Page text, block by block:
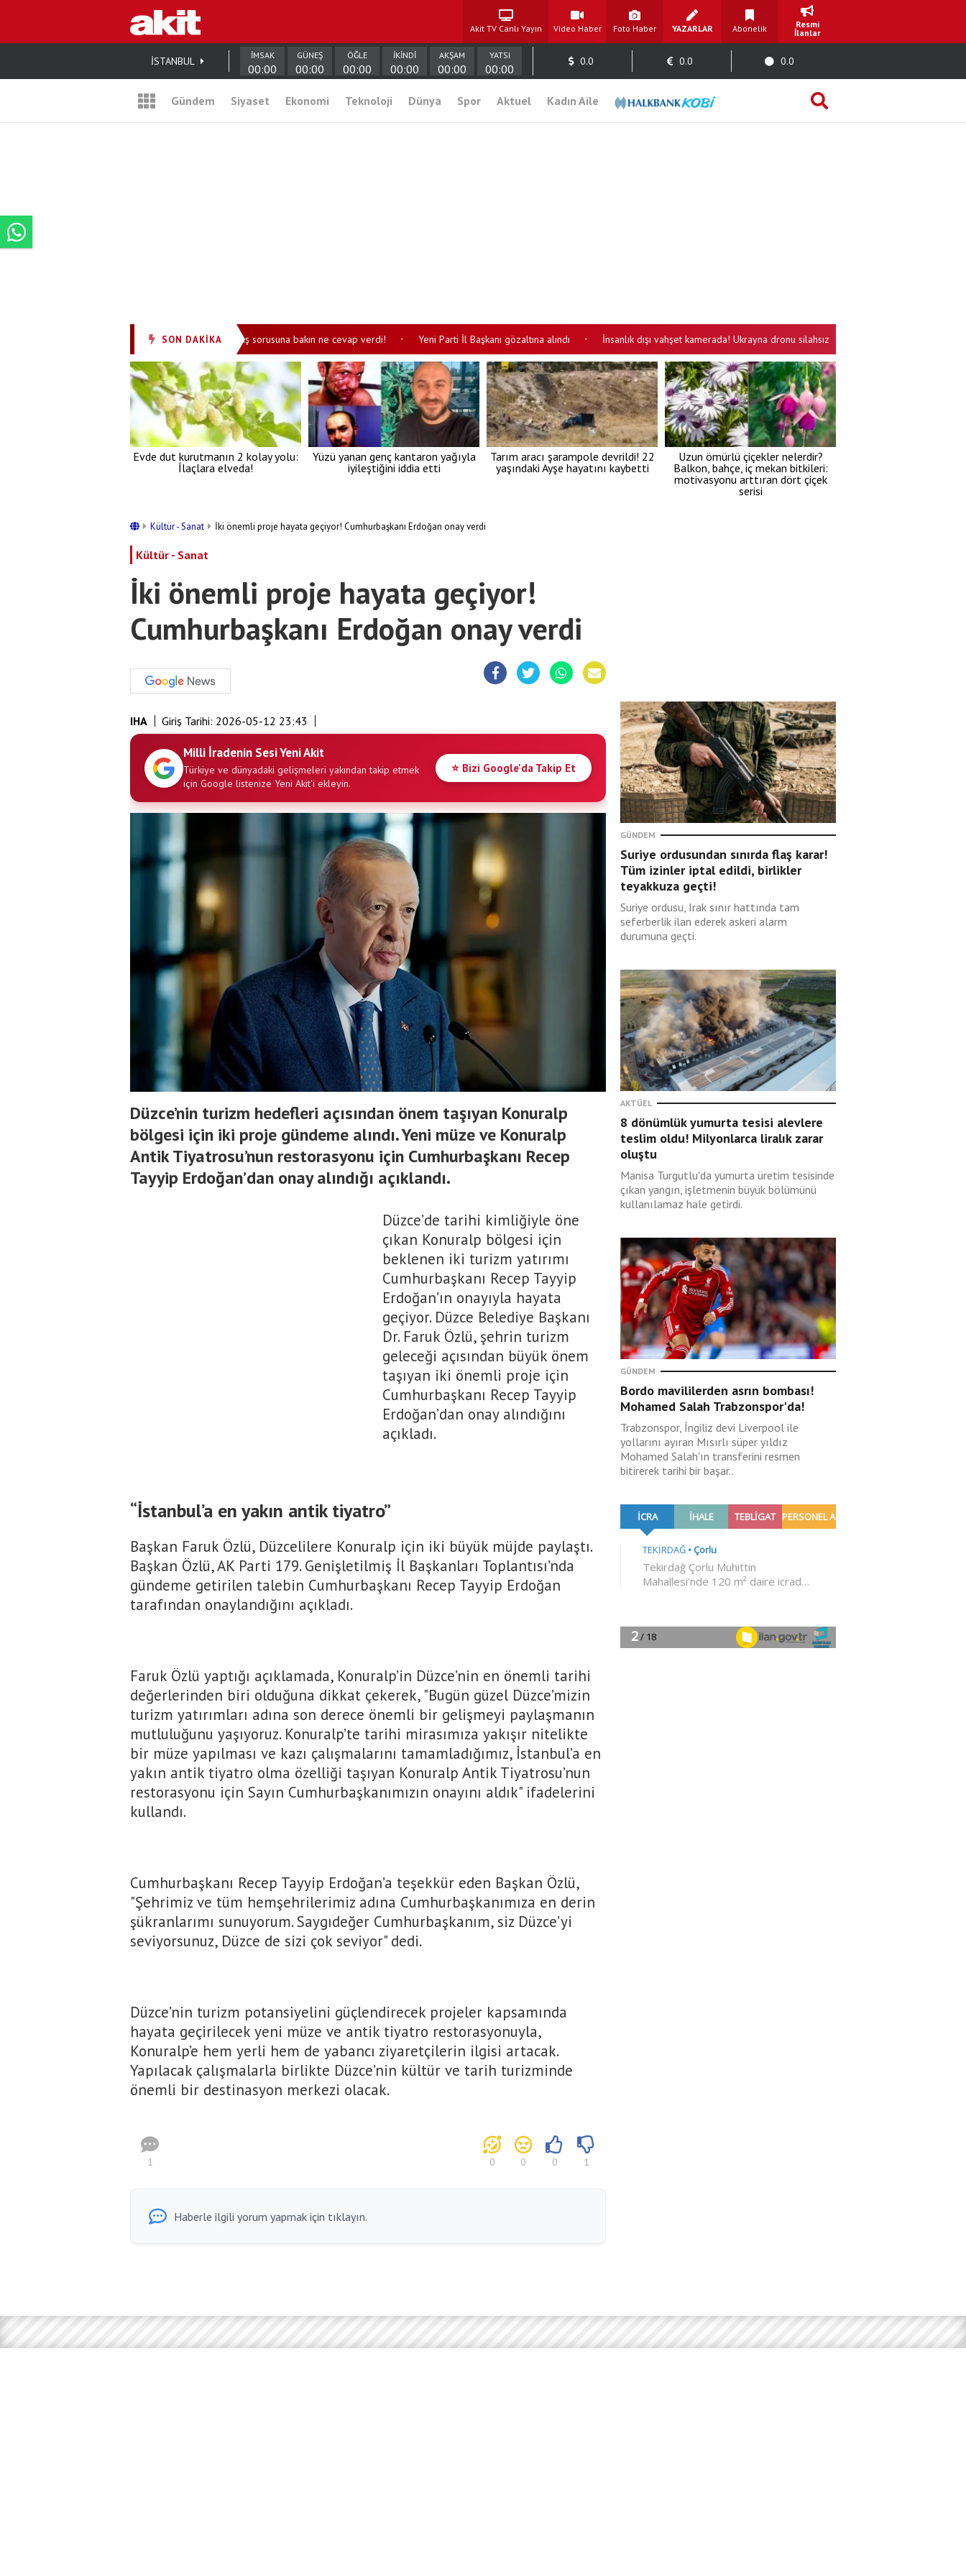
Akit TV Canlı Yayın Video Haber Foto Haber YAZARLAR Abonelik
Resmi
İlanlar
İSTANBUL İMSAK
00:00
GÜNEŞ
00:00
ÖĞLE
00:00
İKİNDİ
00:00
AKŞAM
00:00
YATSI
00:00
0.0 0.0 0.0
Gündem Siyaset Ekonomi Teknoloji Dünya Spor Aktuel Kadın Aile
SON DAKİKA
MHP’li Yıldız’dan ezber bozan çıkış! Demirtaş sorusuna bakın ne cevap verdi! • Yeni Parti İl Başkanı gözaltına alındı • İnsanlık dışı vahşet kamerada! Ukrayna dronu silahsız sivilin üzerinde patladı!
Evde dut kurutmanın 2 kolay yolu:
İlaçlara elveda!
Yüzü yanan genç kantaron yağıyla
iyileştiğini iddia etti
Tarım aracı şarampole devrildi! 22
yaşındaki Ayşe hayatını kaybetti
Uzun ömürlü çiçekler nelerdir?
Balkon, bahçe, iç mekan bitkileri:
motivasyonu arttıran dört çiçek
serisi
Kültür - Sanat İki önemli proje hayata geçiyor! Cumhurbaşkanı Erdoğan onay verdi
Kültür - Sanat
İki önemli proje hayata geçiyor!
Cumhurbaşkanı Erdoğan onay verdi
IHA Giriş Tarihi: 2026-05-12 23:43
Milli İradenin Sesi Yeni Akit
Türkiye ve dünyadaki gelişmeleri yakından takip etmek
için Google listenize Yeni Akit'i ekleyin.
⭐ Bizi Google'da Takip Et
Düzce’nin turizm hedefleri açısından önem taşıyan Konuralp
bölgesi için iki proje gündeme alındı. Yeni müze ve Konuralp
Antik Tiyatrosu’nun restorasyonu için Cumhurbaşkanı Recep
Tayyip Erdoğan’dan onay alındığı açıklandı.
Düzce’de tarihi kimliğiyle öne
çıkan Konuralp bölgesi için
beklenen iki turizm yatırımı
Cumhurbaşkanı Recep Tayyip
Erdoğan’ın onayıyla hayata
geçiyor. Düzce Belediye Başkanı
Dr. Faruk Özlü, şehrin turizm
geleceği açısından büyük önem
taşıyan iki önemli proje için
Cumhurbaşkanı Recep Tayyip
Erdoğan’dan onay alındığını
açıkladı.
“İstanbul’a en yakın antik tiyatro”
Başkan Faruk Özlü, Düzcelilere Konuralp için iki büyük müjde paylaştı.
Başkan Özlü, AK Parti 179. Genişletilmiş İl Başkanları Toplantısı’nda
gündeme getirilen talebin Cumhurbaşkanı Recep Tayyip Erdoğan
tarafından onaylandığını açıkladı.
Faruk Özlü yaptığı açıklamada, Konuralp’in Düzce’nin en önemli tarihi
değerlerinden biri olduğuna dikkat çekerek, "Bugün güzel Düzce’mizin
turizm yatırımları adına son derece önemli bir gelişmeyi paylaşmanın
mutluluğunu yaşıyoruz. Konuralp’te tarihi mirasımıza yakışır nitelikte
bir müze yapılması ve kazı çalışmalarını tamamladığımız, İstanbul’a en
yakın antik tiyatro olma özelliği taşıyan Konuralp Antik Tiyatrosu’nun
restorasyonu için Sayın Cumhurbaşkanımızın onayını aldık" ifadelerini
kullandı.
Cumhurbaşkanı Recep Tayyip Erdoğan’a teşekkür eden Başkan Özlü,
"Şehrimiz ve tüm hemşehrilerimiz adına Cumhurbaşkanımıza en derin
şükranlarımı sunuyorum. Saygıdeğer Cumhurbaşkanım, siz Düzce’yi
seviyorsunuz, Düzce de sizi çok seviyor" dedi.
Düzce’nin turizm potansiyelini güçlendirecek projeler kapsamında
hayata geçirilecek yeni müze ve antik tiyatro restorasyonuyla,
Konuralp’e hem yerli hem de yabancı ziyaretçilerin ilgisi artacak.
Yapılacak çalışmalarla birlikte Düzce’nin kültür ve tarih turizminde
önemli bir destinasyon merkezi olacak.
1 0 0 0 1
Haberle ilgili yorum yapmak için tıklayın.
GÜNDEM
Suriye ordusundan sınırda flaş karar!
Tüm izinler iptal edildi, birlikler
teyakkuza geçti!
Suriye ordusu, Irak sınır hattında tam
seferberlik ilan ederek askeri alarm
durumuna geçti.
AKTÜEL
8 dönümlük yumurta tesisi alevlere
teslim oldu! Milyonlarca liralık zarar
oluştu
Manisa Turgutlu'da yumurta üretim tesisinde
çıkan yangın, işletmenin büyük bölümünü
kullanılamaz hale getirdi.
GÜNDEM
Bordo mavililerden asrın bombası!
Mohamed Salah Trabzonspor'da!
Trabzonspor, İngiliz devi Liverpool ile
yollarını ayıran Mısırlı süper yıldız
Mohamed Salah'ın transferini resmen
bitirerek tarihi bir başar..